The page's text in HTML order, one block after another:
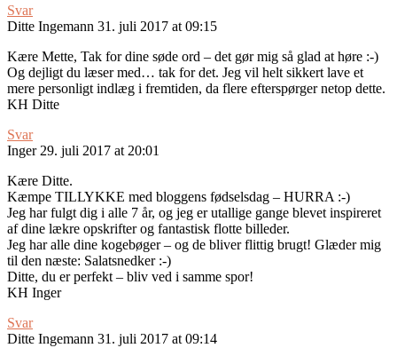
Svar
Ditte Ingemann 31. juli 2017 at 09:15
Kære Mette, Tak for dine søde ord – det gør mig så glad at høre :-)
Og dejligt du læser med… tak for det. Jeg vil helt sikkert lave et
mere personligt indlæg i fremtiden, da flere efterspørger netop dette.
KH Ditte
Svar
Inger 29. juli 2017 at 20:01
Kære Ditte.
Kæmpe TILLYKKE med bloggens fødselsdag – HURRA :-)
Jeg har fulgt dig i alle 7 år, og jeg er utallige gange blevet inspireret
af dine lækre opskrifter og fantastisk flotte billeder.
Jeg har alle dine kogebøger – og de bliver flittig brugt! Glæder mig
til den næste: Salatsnedker :-)
Ditte, du er perfekt – bliv ved i samme spor!
KH Inger
Svar
Ditte Ingemann 31. juli 2017 at 09:14